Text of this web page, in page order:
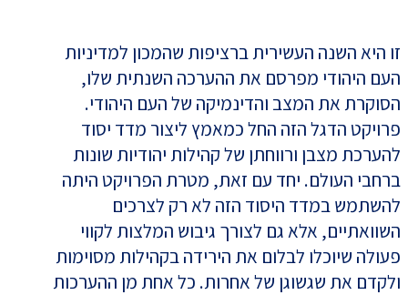
זו היא השנה העשירית ברציפות שהמכון למדיניות
העם היהודי מפרסם את ההערכה השנתית שלו,
הסוקרת את המצב והדינמיקה של העם היהודי.
פרויקט הדגל הזה החל כמאמץ ליצור מדד יסוד
להערכת מצבן ורווחתן של קהילות יהודיות שונות
ברחבי העולם. יחד עם זאת, מטרת הפרויקט היתה
להשתמש במדד היסוד הזה לא רק לצרכים
השוואתיים, אלא גם לצורך גיבוש המלצות לקווי
פעולה שיוכלו לבלום את הירידה בקהילות מסוימות
ולקדם את שגשוגן של אחרות. כל אחת מן ההערכות